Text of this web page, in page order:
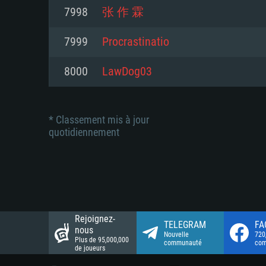
Disque dur: 23.1 Go (client
Disque dur: 62,2 Go (client
Connection: Connexion Internet
Disque dur: 62,2 Go (client
7998 张 作 霖
7999 Procrastinatio
8000 LawDog03
* Classement mis à jour
quotidiennement
Rejoignez-
nous
Plus de 95,000,000
de joueurs
TELEGRAM
Nouvelle
communauté